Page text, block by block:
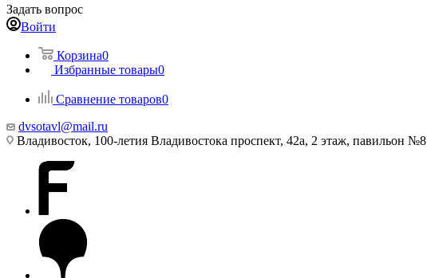
Задать вопрос
Войти
Корзина0
Избранные товары0
Сравнение товаров0
dvsotavl@mail.ru
Владивосток, 100-летия Владивостока проспект, 42а, 2 этаж, павильон №8